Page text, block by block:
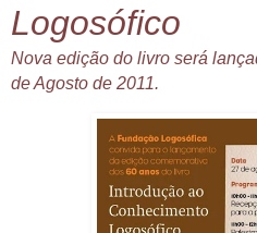
Logosófico
Nova edição do livro será
de Agosto de 2011.